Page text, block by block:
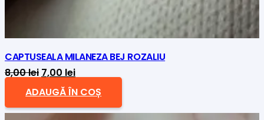
CAPTUSEALA MILANEZA BEJ ROZALIU
8,00lei Prețul
inițial
a
7,00 leiPrețul
curent
este:
ADAUGĂ ÎN COȘ